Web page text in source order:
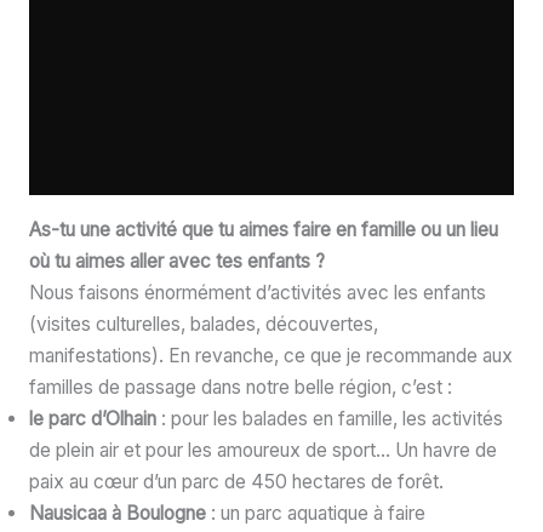
As-tu une activité que tu aimes faire en famille ou un lieu
où tu aimes aller avec tes enfants ?
Nous faisons énormément d’activités avec les enfants
(visites culturelles, balades, découvertes,
manifestations). En revanche, ce que je recommande aux
familles de passage dans notre belle région, c’est :
le parc d’Olhain: pour les balades en famille, les activités
de plein air et pour les amoureux de sport… Un havre de
paix au cœur d’un parc de 450 hectares de forêt.
Nausicaa à Boulogne: un parc aquatique à faire